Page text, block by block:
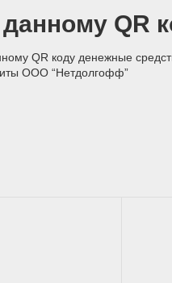
QR
QR коду денежные
ООО “Нетдолгофф”